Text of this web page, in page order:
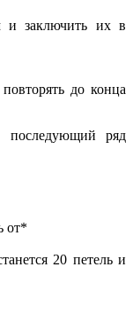
и заключить их в
до конца
последующий ряд
от*
20 петель и